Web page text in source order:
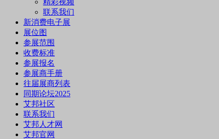
精彩视频
联系我们
新消费电子展
展位图
参展范围
收费标准
参展报名
参展商手册
往届展商列表
同期论坛2025
艾邦社区
联系我们
艾邦人才网
艾邦官网